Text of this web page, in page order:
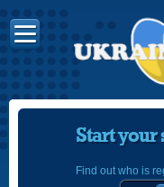
Start your
Find out who is